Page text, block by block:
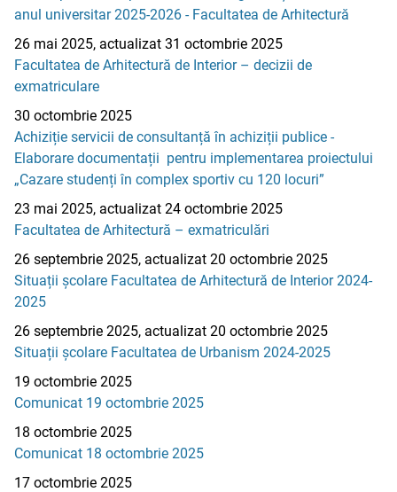
anul universitar 2025-2026 - Facultatea de Arhitectură
26 mai 2025, actualizat 31 octombrie 2025
Facultatea de Arhitectură de Interior – decizii de
exmatriculare
30 octombrie 2025
Achiziție servicii de consultanță în achiziții publice -
Elaborare documentații pentru implementarea proiectului
„Cazare studenți în complex sportiv cu 120 locuri”
23 mai 2025, actualizat 24 octombrie 2025
Facultatea de Arhitectură – exmatriculări
26 septembrie 2025, actualizat 20 octombrie 2025
Situații școlare Facultatea de Arhitectură de Interior 2024-
2025
26 septembrie 2025, actualizat 20 octombrie 2025
Situații școlare Facultatea de Urbanism 2024-2025
19 octombrie 2025
Comunicat 19 octombrie 2025
18 octombrie 2025
Comunicat 18 octombrie 2025
17 octombrie 2025